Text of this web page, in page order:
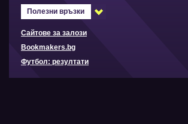
Полезни връзки
Сайтове за залози
Bookmakers.bg
Футбол: резултати